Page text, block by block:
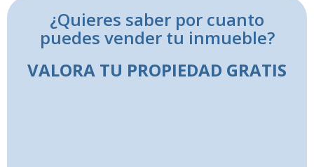
¿Quieres saber por cuanto
puedes vender tu inmueble?
VALORA TU PROPIEDAD GRATIS